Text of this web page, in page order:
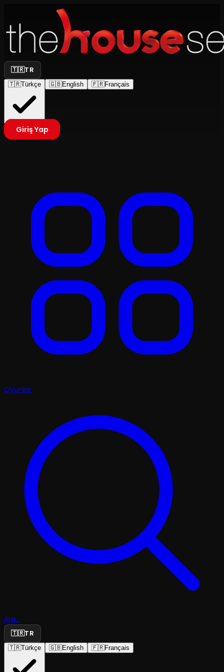
🇹🇷TR
🇹🇷Türkçe 🇬🇧English 🇫🇷Français
Giriş Yap
Oyunlar
Ara...
🇹🇷TR
🇹🇷Türkçe 🇬🇧English 🇫🇷Français